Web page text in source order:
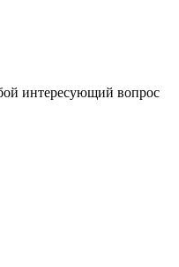
интересующий вопрос